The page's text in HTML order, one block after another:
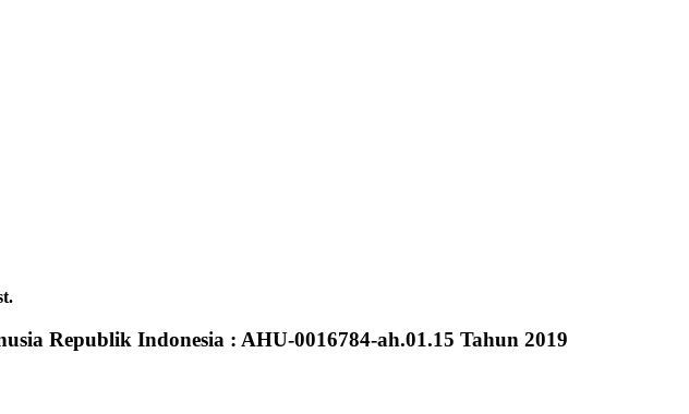
Republik Indonesia : AHU-0016784-ah.01.15 Tahun 2019